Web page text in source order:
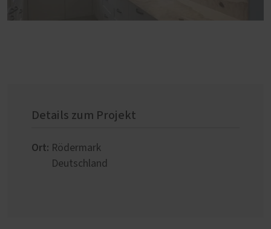
Details zum Projekt
Ort: Rödermark
Deutschland